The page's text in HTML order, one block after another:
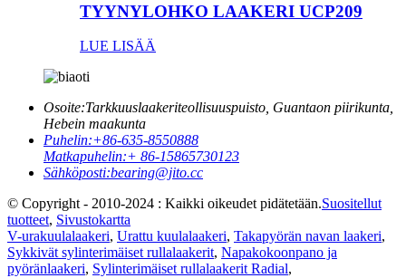
TYYNYLOHKO LAAKERI UCP209
LUE LISÄÄ
Osoite:Tarkkuuslaakeriteollisuuspuisto, Guantaon piirikunta,
Hebein maakunta
Puhelin:+86-635-8550888
Matkapuhelin:+ 86-15865730123
Sähköposti:bearing@jito.cc
© Copyright - 2010-2024 : Kaikki oikeudet pidätetään.Suositellut
tuotteet, Sivustokartta
V-urakuulalaakeri, Urattu kuulalaakeri, Takapyörän navan laakeri,
Sykkivät sylinterimäiset rullalaakerit, Napakokoonpano ja
pyöränlaakeri, Sylinterimäiset rullalaakerit Radial,